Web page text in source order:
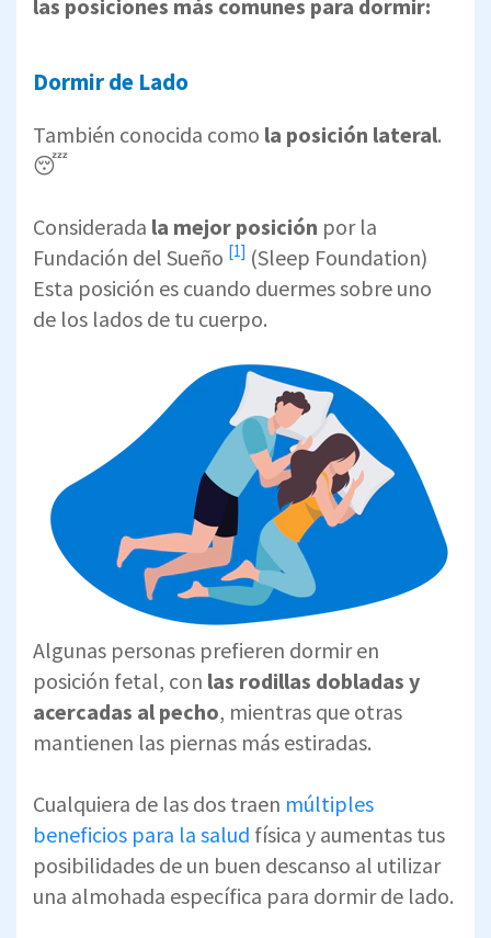
las posiciones más comunes para dormir:
Dormir de Lado
También conocida como la posición lateral.
😴
Considerada la mejor posición por la
Fundación del Sueño [1] (Sleep Foundation)
Esta posición es cuando duermes sobre uno
de los lados de tu cuerpo.
Algunas personas prefieren dormir en
posición fetal, con las rodillas dobladas y
acercadas al pecho, mientras que otras
mantienen las piernas más estiradas.
Cualquiera de las dos traen múltiples
beneficios para la salud física y aumentas tus
posibilidades de un buen descanso al utilizar
una almohada específica para dormir de lado.